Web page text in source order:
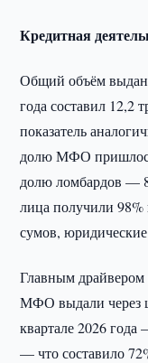
Кредитная
Общий объём
года составил 12,2
показатель
долю МФО
долю ломбардов —
лица получили
сумов,
Главным драйвером
МФО выдали через
квартале 2026
— что составило